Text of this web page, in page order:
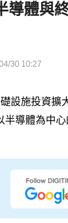
體與
30 10:27
設施投資擴
導體為中